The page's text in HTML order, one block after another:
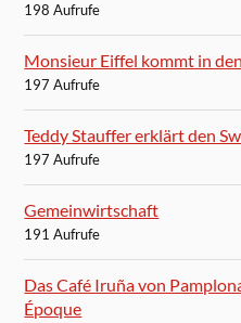
198 Aufrufe
Monsieur Eiffel kommt in
197 Aufrufe
Teddy Stauffer erklärt den
197 Aufrufe
Gemeinwirtschaft
191 Aufrufe
Das Café Iruña von
Époque